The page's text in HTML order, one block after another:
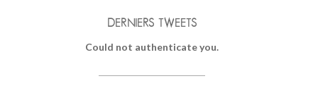
DERNIERS TWEETS
Could not authenticate you.